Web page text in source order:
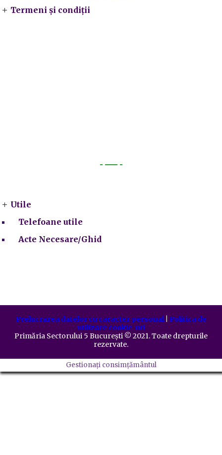
Termeni și condiții
Utile
Telefoane utile
Acte Necesare/Ghid
Prelucrarea datelor cu caracter personal| Politica de
utilizare cookie-uri
Primăria Sectorului 5 București ©️ 2021. Toate drepturile
rezervate.
Gestionați consimțământul